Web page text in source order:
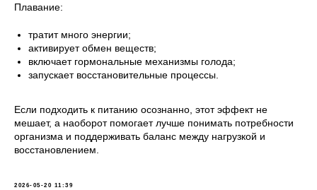
Плавание:
тратит много энергии;
активирует обмен веществ;
включает гормональные механизмы голода;
запускает восстановительные процессы.
Если подходить к питанию осознанно, этот эффект не
мешает, а наоборот помогает лучше понимать потребности
организма и поддерживать баланс между нагрузкой и
восстановлением.
2026-05-20 11:39